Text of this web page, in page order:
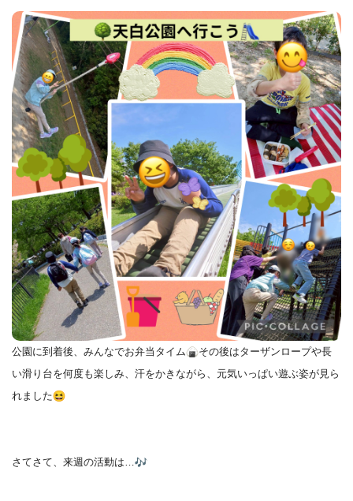
公園に到着後、みんなでお弁当タイム その後はターザンロープや長
い滑り台を何度も楽しみ、汗をかきながら、 元気いっぱい遊ぶ姿が見ら
れました
さてさて、来週の活動は…